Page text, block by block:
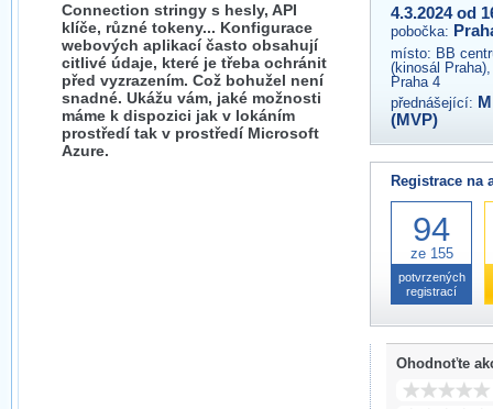
Connection stringy s hesly, API
klíče, různé tokeny... Konfigurace
webových aplikací často obsahují
citlivé údaje, které je třeba ochránit
před vyzrazením. Což bohužel není
snadné. Ukážu vám, jaké možnosti
máme k dispozici jak v lokáním
prostředí tak v prostředí Microsoft
Azure.
4.3.2024 od
pobočka:
místo: BB
(kinosál
Praha 4
přednášející:
(MVP)
Registrace na
94
ze 155
potvrzených
registrací
Ohodnoťte